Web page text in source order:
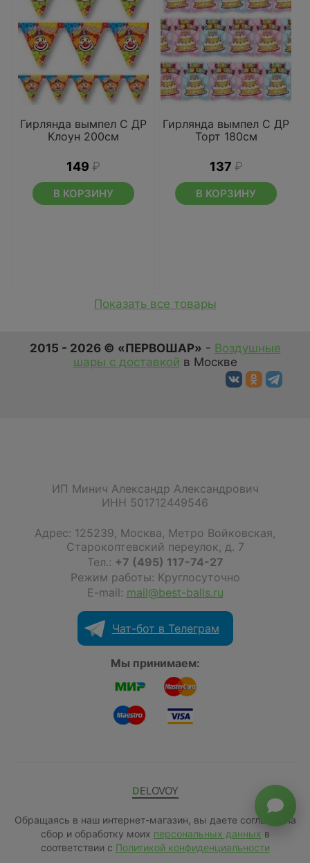
Гирлянда вымпел С ДР
Клоун 200см
149 ₽
В КОРЗИНУ
Гирлянда вымпел С ДР
Торт 180см
137 ₽
В КОРЗИНУ
Показать все товары
2015 - 2026 © «ПЕРВОШАР» - Воздушные
шары с доставкой в Москве
ИП Минич Александр Александрович
ИНН 501712449546
Адрес: 125239, Москва, Метро Войковская,
Старокоптевский переулок, д. 7
Тел.: +7 (495) 117-74-27
Режим работы: Круглосуточно
E-mail: mail@best-balls.ru
Чат-бот в Телеграм
Мы принимаем:
DELOVOY
Обращаясь в наш интернет-магазин, вы даете согласие на
сбор и обработку моих персональных данных в
соответствии с Политикой конфиденциальности